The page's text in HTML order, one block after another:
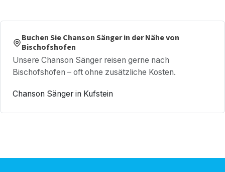
Buchen Sie Chanson Sänger in der Nähe von
Bischofshofen
Unsere Chanson Sänger reisen gerne nach
Bischofshofen – oft ohne zusätzliche Kosten.
Chanson Sänger in Kufstein